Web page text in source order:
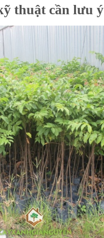
thuật cần lưu ý